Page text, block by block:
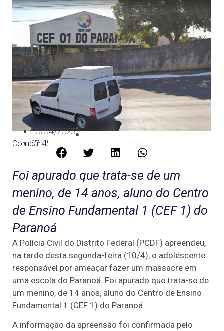
10/04/2023
17:45
Compartilhe:
Foi apurado que trata-se de um
menino, de 14 anos, aluno do Centro
de Ensino Fundamental 1 (CEF 1) do
Paranoá
A Polícia Civil do Distrito Federal (PCDF) apreendeu,
na tarde desta segunda-feira (10/4), o adolescente
responsável por ameaçar fazer um massacre em
uma escola do Paranoá. Foi apurado que trata-se de
um menino, de 14 anos, aluno do Centro de Ensino
Fundamental 1 (CEF 1) do Paranoá.
A informação da apreensão foi confirmada pelo